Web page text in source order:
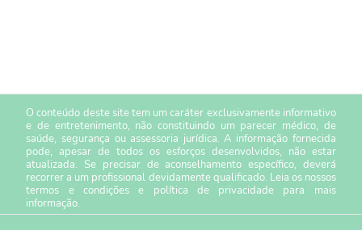
O conteúdo deste site tem um caráter exclusivamente informativo
e de entretenimento, não constituindo um parecer médico, de
saúde, segurança ou assessoria jurídica. A informação fornecida
pode, apesar de todos os esforços desenvolvidos, não estar
atualizada. Se precisar de aconselhamento específico, deverá
recorrer a um profissional devidamente qualificado. Leia os nossos
termos e condiçõese política de privacidade para mais
informação.